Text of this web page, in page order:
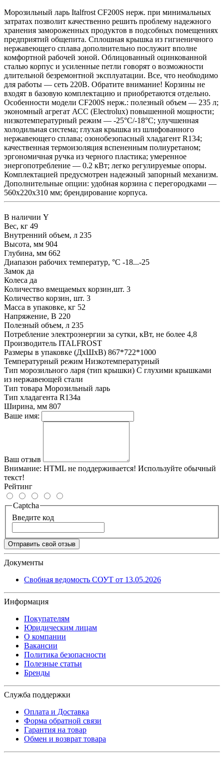
Морозильный ларь Italfrost CF200S нерж. при минимальных
затратах позволит качественно решить проблему надежного
хранения замороженных продуктов в подсобных помещениях
предприятий общепита. Сплошная крышка из гигиеничного
нержавеющего сплава дополнительно послужит вполне
комфортной рабочей зоной. Облицованный оцинкованной
сталью корпус и усиленные петли говорят о возможности
длительной безремонтной эксплуатации. Все, что необходимо
для работы — сеть 220В. Обратите внимание! Корзины не
входят в базовую комплектацию и приобретаются отдельно.
Особенности модели CF200S нерж.: полезный объем — 235 л;
экономный агрегат АСС (Electrolux) повышенной мощности;
низкотемпературный режим — -25°С/-18°С; улучшенная
холодильная система; глухая крышка из шлифованного
нержавеющего сплава; озонобезопасный хладагент R134;
качественная термоизоляция вспененным полиуретаном;
эргономичная ручка из черного пластика; умеренное
энергопотребление — 0.2 кВт; легко регулируемые опоры.
Комплектацией предусмотрен надежный запорный механизм.
Дополнительные опции: удобная корзина с перегородками —
560х220х310 мм; брендирование корпуса.
В наличии Y
Вес, кг 49
Внутренний объем, л 235
Высота, мм 904
Глубина, мм 662
Диапазон рабочих температур, °C -18...-25
Замок да
Колеса да
Количество вмещаемых корзин,шт. 3
Количество корзин, шт. 3
Масса в упаковке, кг 52
Напряжение, В 220
Полезный объем, л 235
Потребление электроэнергии за сутки, кВт, не более 4,8
Производитель ITALFROST
Размеры в упаковке (ДхШхВ) 867*722*1000
Температурный режим Низкотемпературный
Тип морозильного ларя (тип крышки) C глухими крышками
из нержавеющей стали
Тип товара Морозильный ларь
Тип хладагента R134a
Ширина, мм 807
Ваше имя:
Ваш отзыв
Внимание: HTML не поддерживается! Используйте обычный
текст!
Рейтинг
Captcha
Введите код
Отправить свой отзыв
Документы
Свобная ведомость СОУТ от 13.05.2026
Информация
Покупателям
Юридическим лицам
О компании
Вакансии
Политика безопасности
Полезные статьи
Бренды
Служба поддержки
Оплата и Доставка
Форма обратной связи
Гарантия на товар
Обмен и возврат товара